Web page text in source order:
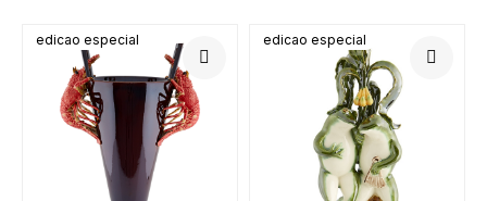
edicao especial edicao especial